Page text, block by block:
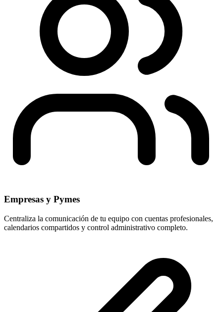
Empresas y Pymes
Centraliza la comunicación de tu equipo con cuentas profesionales,
calendarios compartidos y control administrativo completo.